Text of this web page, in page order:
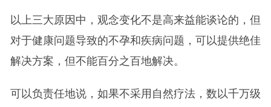
以上三大原因中，观念变化不是高来益能谈论的，但
对于健康问题导致的不孕和疾病问题，可以提供绝佳
解决方案，但不能百分之百地解决。
可以负责任地说，如果不采用自然疗法，数以千万级